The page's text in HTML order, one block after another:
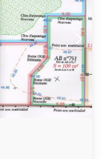
d'eau avec wc.
bureau /
chambre
qu'un immense
et des
et pour de plus